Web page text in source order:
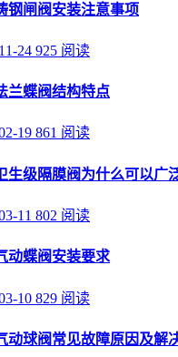
钢闸阀安装注意事项
24 925 阅读
兰蝶阀结构特点
19 861 阅读
生级隔膜阀为什么可以广
11 802 阅读
动蝶阀安装要求
10 829 阅读
动球阀常见故障原因及解